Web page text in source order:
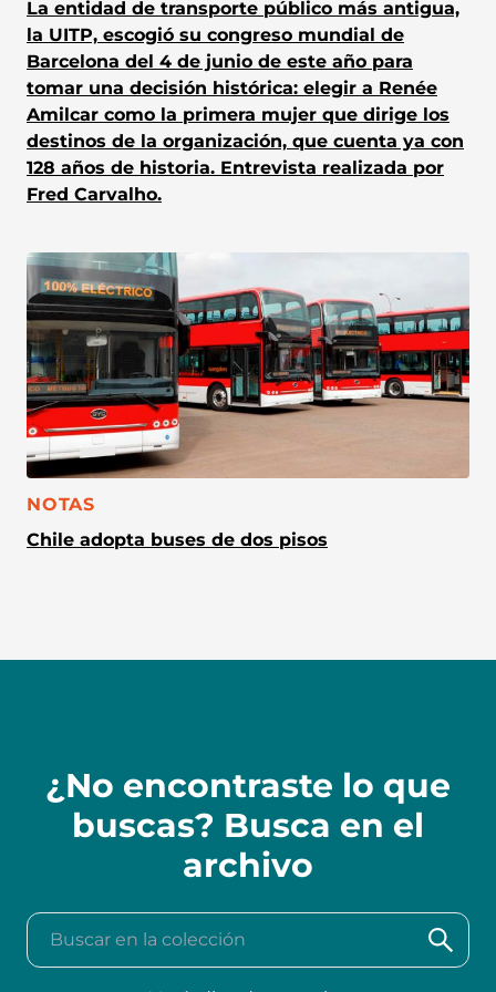
La entidad de transporte público más antigua,
la UITP, escogió su congreso mundial de
Barcelona del 4 de junio de este año para
tomar una decisión histórica: elegir a Renée
Amilcar como la primera mujer que dirige los
destinos de la organización, que cuenta ya con
128 años de historia. Entrevista realizada por
Fred Carvalho.
CATEGORÍA:
NOTAS
Chile adopta buses de dos pisos
¿No encontraste lo que
buscas? Busca en el
archivo
Buscar en la colección